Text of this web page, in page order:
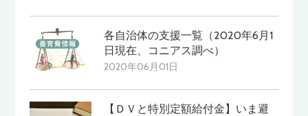
各自治体の支援一覧（2020年6月1
日現在、コニアス調べ）
2020年06月01日
【ＤＶと特別定額給付金】いま避